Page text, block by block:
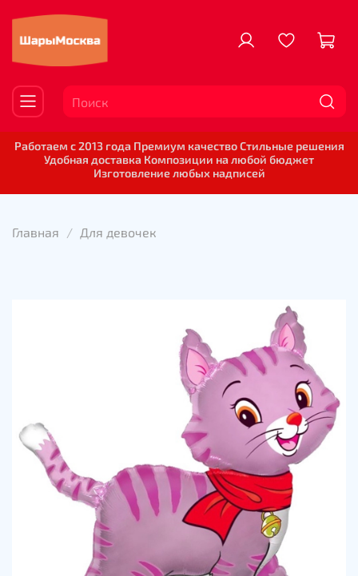
Работаем с 2013 года Премиум качество Стильные решения
Удобная доставка Композиции на любой бюджет
Изготовление любых надписей
Главная Для девочек